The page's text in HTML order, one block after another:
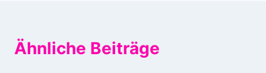
Ähnliche Beiträge